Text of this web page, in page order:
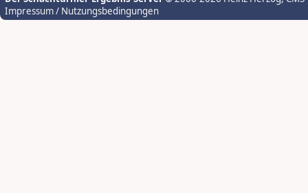
Impressum / Nutzungsbedingungen